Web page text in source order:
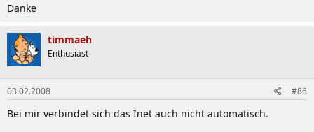
Danke
timmaeh
Enthusiast
03.02.2008 #86
Bei mir verbindet sich das Inet auch nicht automatisch.